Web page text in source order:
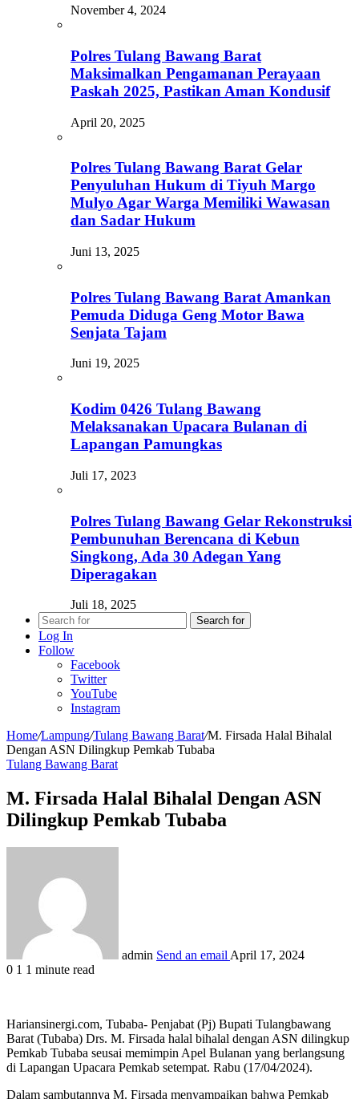
November 4, 2024
Polres Tulang Bawang Barat
Maksimalkan Pengamanan Perayaan
Paskah 2025, Pastikan Aman Kondusif
April 20, 2025
Polres Tulang Bawang Barat Gelar
Penyuluhan Hukum di Tiyuh Margo
Mulyo Agar Warga Memiliki Wawasan
dan Sadar Hukum
Juni 13, 2025
Polres Tulang Bawang Barat Amankan
Pemuda Diduga Geng Motor Bawa
Senjata Tajam
Juni 19, 2025
Kodim 0426 Tulang Bawang
Melaksanakan Upacara Bulanan di
Lapangan Pamungkas
Juli 17, 2023
Polres Tulang Bawang Gelar Rekonstruksi
Pembunuhan Berencana di Kebun
Singkong, Ada 30 Adegan Yang
Diperagakan
Juli 18, 2025
Search for
Log In
Follow
Facebook
Twitter
YouTube
Instagram
Home/Lampung/Tulang Bawang Barat/M. Firsada Halal Bihalal
Dengan ASN Dilingkup Pemkab Tubaba
Tulang Bawang Barat
M. Firsada Halal Bihalal Dengan ASN
Dilingkup Pemkab Tubaba
admin Send an email April 17, 2024
0 1 1 minute read
Hariansinergi.com, Tubaba- Penjabat (Pj) Bupati Tulangbawang
Barat (Tubaba) Drs. M. Firsada halal bihalal dengan ASN dilingkup
Pemkab Tubaba seusai memimpin Apel Bulanan yang berlangsung
di Lapangan Upacara Pemkab setempat. Rabu (17/04/2024).
Dalam sambutannya M. Firsada menyampaikan bahwa Pemkab